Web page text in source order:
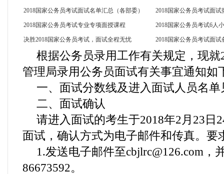
2018国家公务员考试面试名单汇总（各部委） 2018国家公务员考试面试
2018国家公务员考试专业专项面授课程 2018国家公务员考试6人
决胜2018国家公务员考试，面试全程无忧 2018国家公务员考试面试
根据公务员录用工作有关规定，现
管理局录用公务员面试有关事宜通知如
一、面试分数线及进入面试人员名单
二、面试确认
请进入面试的考生于2018年2月23日
面试，确认方式为电子邮件和传真。要
1.发送电子邮件至cbjlrc@126.com，
86673592。